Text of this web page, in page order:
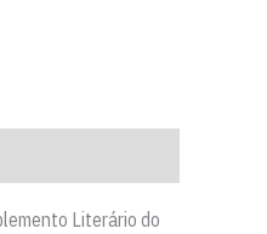
Literário do